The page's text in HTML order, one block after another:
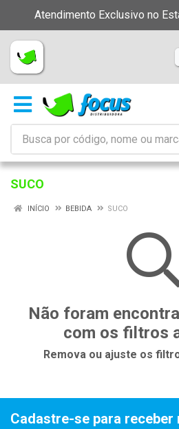
Atendimento Exclusivo no
SUCO
INÍCIO BEBIDA SUCO
Não foram
com os filtros
Remova ou ajuste os
Cadastre-se para